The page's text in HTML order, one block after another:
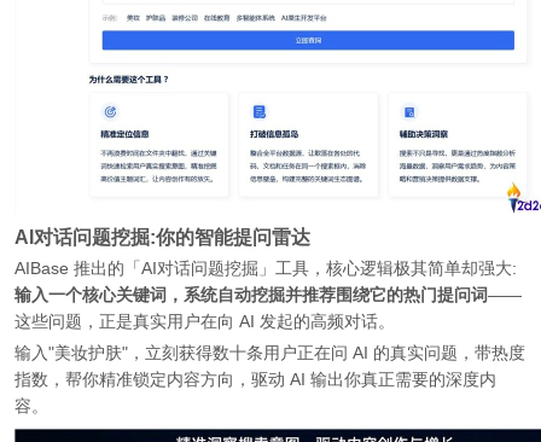
AI对话问题挖掘:你的智能提问雷达
AIBase 推出的「AI对话问题挖掘」工具，核心逻辑极其简单却强大:
输入一个核心关键词，系统自动挖掘并推荐围绕它的热门提问词——
这些问题，正是真实用户在向 AI 发起的高频对话。
输入"美妆护肤"，立刻获得数十条用户正在问 AI 的真实问题，带热度
指数，帮你精准锁定内容方向，驱动 AI 输出你真正需要的深度内
容。